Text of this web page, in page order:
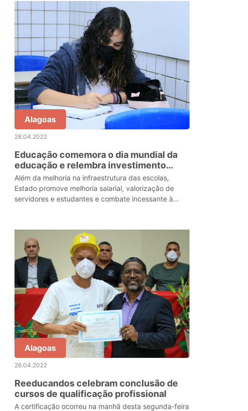
Alagoas
28.04.2022
Educação comemora o dia mundial da
educação e relembra investimento
histórico na rede pública
Além da melhoria na infraestrutura das escolas,
Estado promove melhoria salarial, valorização de
servidores e estudantes e combate incessante à
Alagoas
26.04.2022
Reeducandos celebram conclusão de
cursos de qualificação profissional
A certificação ocorreu na manhã desta segunda-feira